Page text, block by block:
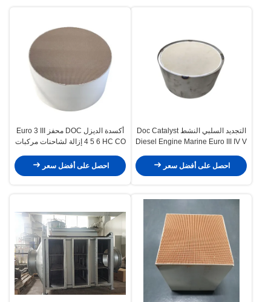
التجديد السلبي النشط Doc Catalyst
Diesel Engine Marine Euro III IV V
احصل على أفضل سعر
أكسدة الديزل DOC محفز Euro 3 III
4 5 6 HC CO إزالة لشاحنات مركبات
احصل على أفضل سعر